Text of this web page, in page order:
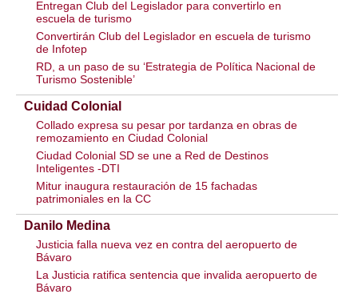
Entregan Club del Legislador para convertirlo en
escuela de turismo
Convertirán Club del Legislador en escuela de turismo
de Infotep
RD, a un paso de su ‘Estrategia de Política Nacional de
Turismo Sostenible’
Cuidad Colonial
Collado expresa su pesar por tardanza en obras de
remozamiento en Ciudad Colonial
Ciudad Colonial SD se une a Red de Destinos
Inteligentes -DTI
Mitur inaugura restauración de 15 fachadas
patrimoniales en la CC
Danilo Medina
Justicia falla nueva vez en contra del aeropuerto de
Bávaro
La Justicia ratifica sentencia que invalida aeropuerto de
Bávaro